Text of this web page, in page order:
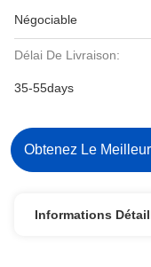
Négociable
Délai De Livraison:
35-55days
Obtenez Le
Informations